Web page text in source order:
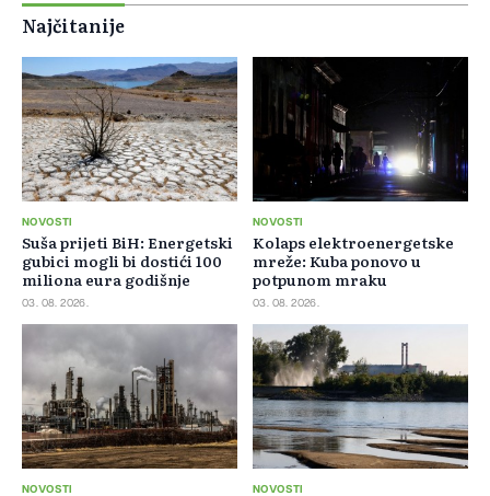
Najčitanije
NOVOSTI
Suša prijeti BiH: Energetski
gubici mogli bi dostići 100
miliona eura godišnje
03. 08. 2026.
NOVOSTI
Kolaps elektroenergetske
mreže: Kuba ponovo u
potpunom mraku
03. 08. 2026.
NOVOSTI NOVOSTI